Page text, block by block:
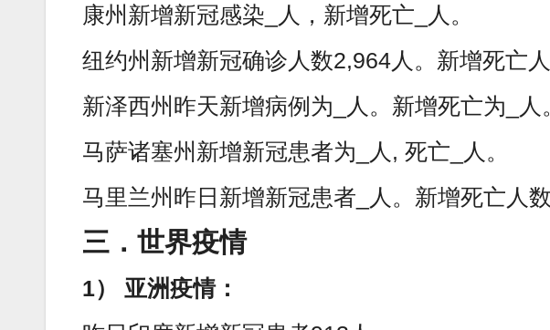
康州新增新冠感染_人，新增死亡_人。
纽约州新增新冠确诊人数2,964人。新增死亡人
新泽西州昨天新增病例为_人。新增死亡为_人
马萨诸塞州新增新冠患者为_人, 死亡_人。
马里兰州昨日新增新冠患者_人。新增死亡人数
三．世界疫情
1） 亚洲疫情：